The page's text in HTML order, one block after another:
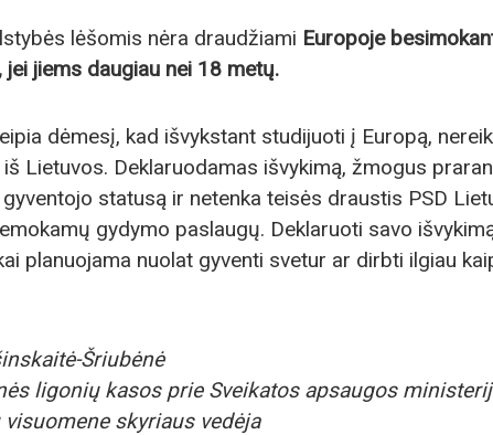
lėšomis nėra draudžiami Europoje
jei jiems daugiau nei 18 metų.
dėmesį, kad išvykstant studijuoti į Europą,
Lietuvos. Deklaruodamas išvykimą, žmogus
statusą ir netenka teisės draustis PSD
gydymo paslaugų. Deklaruoti savo
planuojama nuolat gyventi svetur ar dirbti ilgiau
Šriubėnė
ligonių kasos prie Sveikatos apsaugos
visuomene skyriaus vedėja